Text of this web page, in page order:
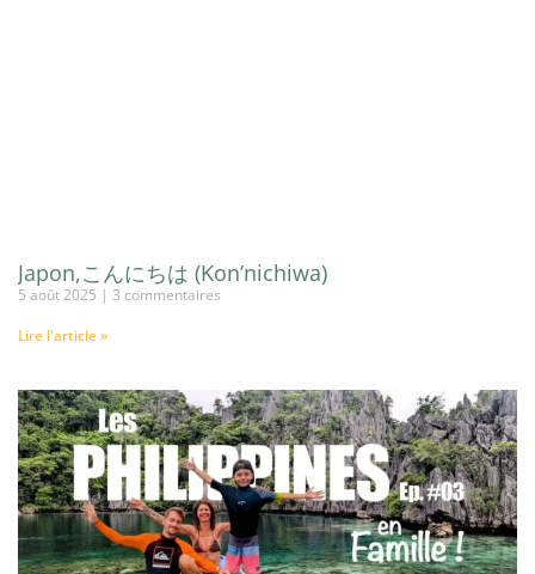
Japon,こんにちは (Kon’nichiwa)
5 août 2025
3 commentaires
Lire l'article »